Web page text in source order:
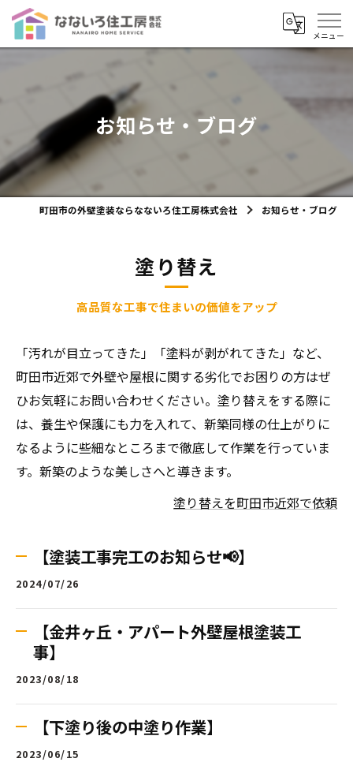
お知らせ・ブログ
町田市の外壁塗装ならなないろ住工房株式会社 お知らせ・ブログ
塗り替え
高品質な工事で住まいの価値をアップ
「汚れが目立ってきた」「塗料が剥がれてきた」など、
町田市近郊で外壁や屋根に関する劣化でお困りの方はぜ
ひお気軽にお問い合わせください。塗り替えをする際に
は、養生や保護にも力を入れて、新築同様の仕上がりに
なるように些細なところまで徹底して作業を行っていま
す。新築のような美しさへと導きます。
塗り替えを町田市近郊で依頼
【塗装工事完工のお知らせ📢】
2024/07/26
【金井ヶ丘・アパート外壁屋根塗装工
事】
2023/08/18
【下塗り後の中塗り作業】
2023/06/15